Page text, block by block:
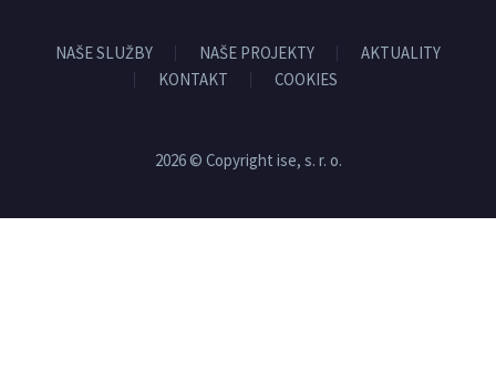
NAŠE SLUŽBY NAŠE PROJEKTY
AKTUALITY
KONTAKT
COOKIES
2026 © Copyright ise, s. r. o.